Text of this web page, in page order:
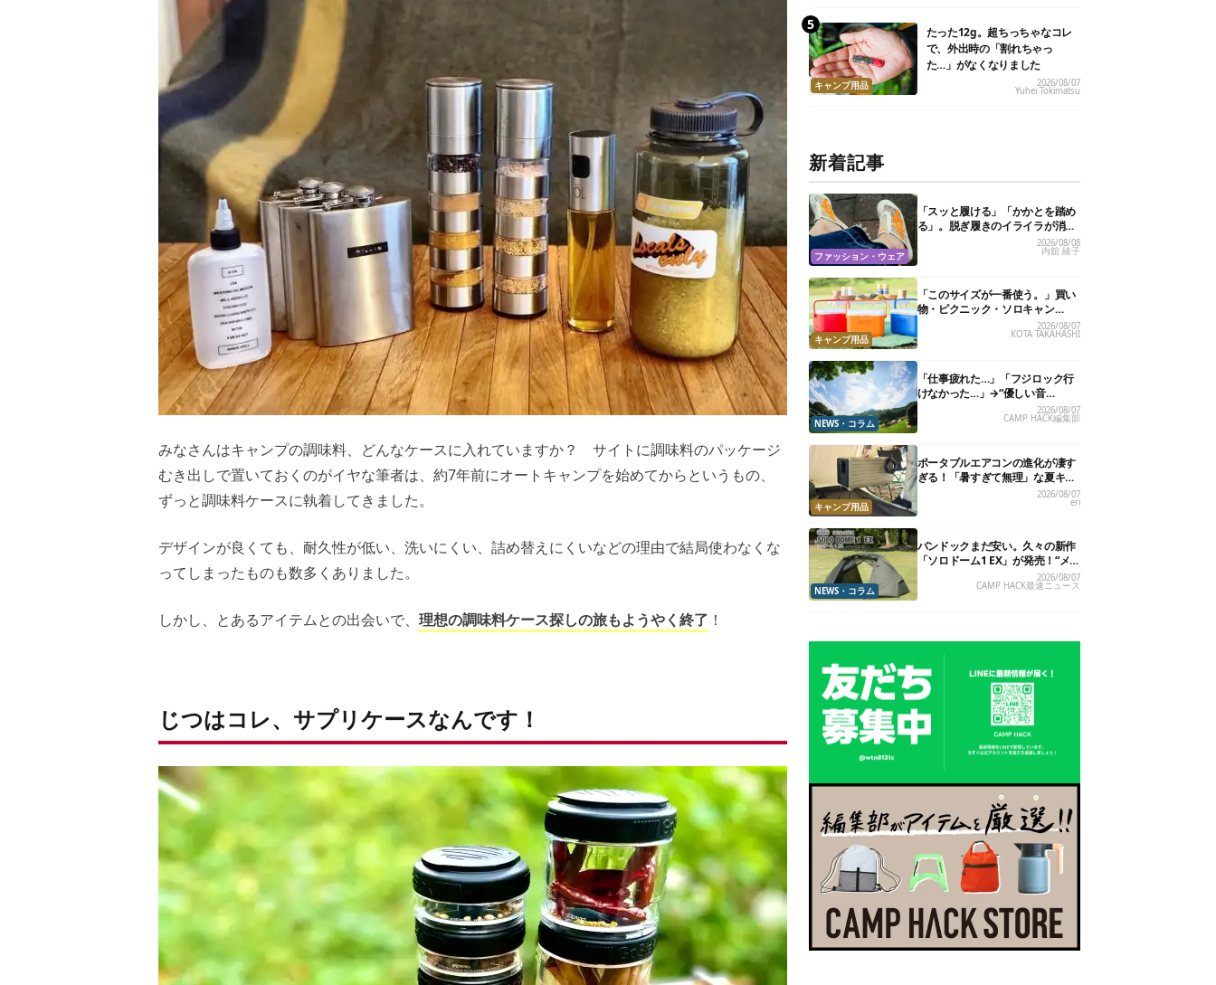
みなさんはキャンプの調味料、どんなケースに入れていますか？ サイトに調味料のパッケージ
むき出しで置いておくのがイヤな筆者は、約7年前にオートキャンプを始めてからというもの、
ずっと調味料ケースに執着してきました。
デザインが良くても、耐久性が低い、洗いにくい、詰め替えにくいなどの理由で結局使わなくな
ってしまったものも数多くありました。
しかし、とあるアイテムとの出会いで、 理想の調味料ケース探しの旅もようやく終了 ！
じつはコレ、サプリケースなんです！
キャンプ用品
たった12g。超ちっちゃなコレ
で、外出時の「割れちゃっ
た…」がなくなりました
2026/08/07
Yuhei Tokimatsu
新着記事
ファッション・ウェア
「スッと履ける」「かかとを踏め
る」。脱ぎ履きのイライラが消え
る快適“スニーカーサンダル”6選
2026/08/08
内舘 綾子
キャンプ用品
「このサイズが一番使う。」買い
物・ピクニック・ソロキャン
に“ちょうどいい”小型クーラーボ
ックス13選
2026/08/07
KOTA TAKAHASHI
NEWS・コラム
「仕事疲れた…」「フジロック行
けなかった…」→“優しい音
楽”と“大きな自然”で治癒。まだ間
に合います。
2026/08/07
CAMP HACK編集部
キャンプ用品
ポータブルエアコンの進化が凄す
ぎる！「暑すぎて無理」な夏キャ
ンプを激変させる最新5選2026/08/07
eri
NEWS・コラム
バンドックまだ安い。久々の新作
「ソロドーム1 EX」が発売！“メ
ッシュインナー”だけでも使える
よ【防災も◎】
2026/08/07
CAMP HACK最速ニュース